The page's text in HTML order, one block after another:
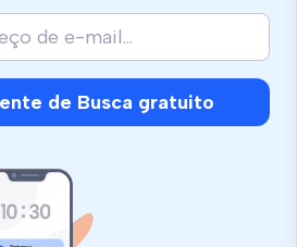
de Busca gratuito